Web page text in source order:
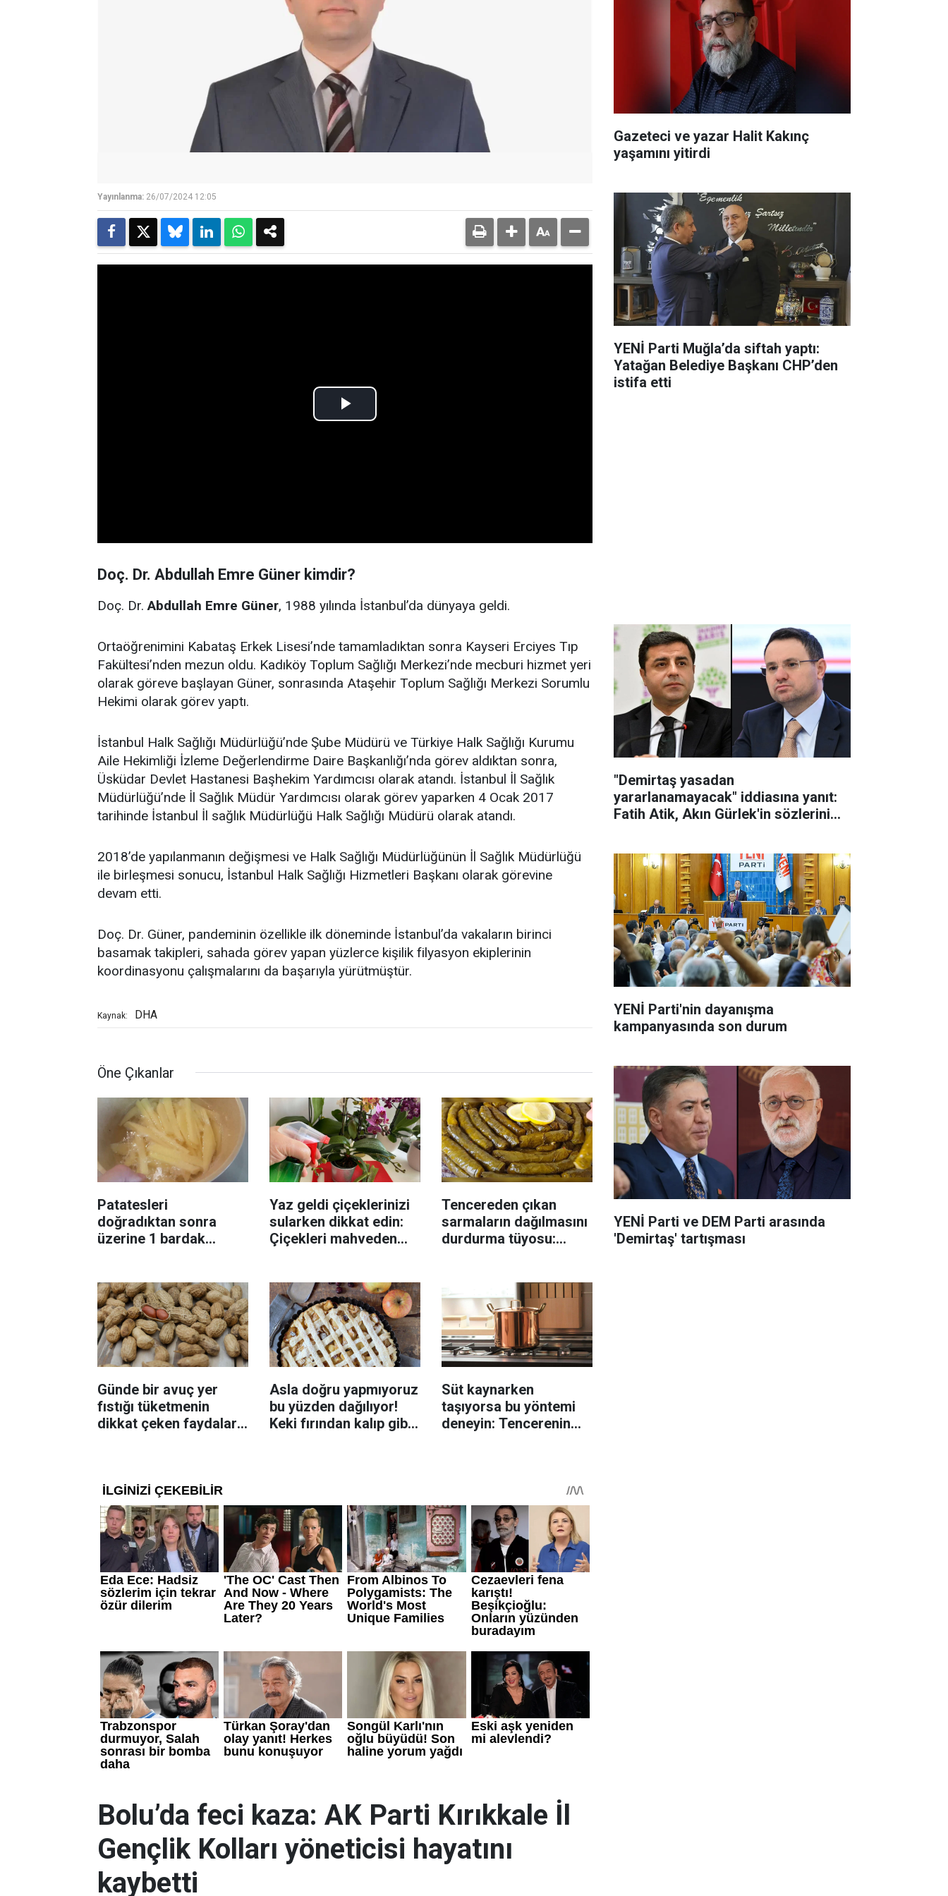
Yayınlanma: 26/07/2024 12:05
Doç. Dr. Abdullah Emre Güner kimdir?
Doç. Dr.Abdullah Emre Güner, 1988 yılında İstanbul’da dünyaya geldi.
Ortaöğrenimini Kabataş Erkek Lisesi’nde tamamladıktan sonra Kayseri Erciyes Tıp
Fakültesi’nden mezun oldu. Kadıköy Toplum Sağlığı Merkezi’nde mecburi hizmet yeri
olarak göreve başlayan Güner, sonrasında Ataşehir Toplum Sağlığı Merkezi Sorumlu
Hekimi olarak görev yaptı.
İstanbul Halk Sağlığı Müdürlüğü’nde Şube Müdürü ve Türkiye Halk Sağlığı Kurumu
Aile Hekimliği İzleme Değerlendirme Daire Başkanlığı’nda görev aldıktan sonra,
Üsküdar Devlet Hastanesi Başhekim Yardımcısı olarak atandı. İstanbul İl Sağlık
Müdürlüğü’nde İl Sağlık Müdür Yardımcısı olarak görev yaparken 4 Ocak 2017
tarihinde İstanbul İl sağlık Müdürlüğü Halk Sağlığı Müdürü olarak atandı.
2018’de yapılanmanın değişmesi ve Halk Sağlığı Müdürlüğünün İl Sağlık Müdürlüğü
ile birleşmesi sonucu, İstanbul Halk Sağlığı Hizmetleri Başkanı olarak görevine
devam etti.
Doç. Dr. Güner, pandeminin özellikle ilk döneminde İstanbul’da vakaların birinci
basamak takipleri, sahada görev yapan yüzlerce kişilik filyasyon ekiplerinin
koordinasyonu çalışmalarını da başarıyla yürütmüştür.
Kaynak: DHA
Öne Çıkanlar
Patatesleri
doğradıktan sonra
üzerine 1 bardak
Yaz geldi çiçeklerinizi
sularken dikkat edin:
Çiçekleri mahveden
Tencereden çıkan
sarmaların dağılmasını
durdurma tüyosu:
Günde bir avuç yer
fıstığı tüketmenin
dikkat çeken faydaları:
Asla doğru yapmıyoruz
bu yüzden dağılıyor!
Keki fırından kalıp gibi
Süt kaynarken
taşıyorsa bu yöntemi
deneyin: Tencerenin
Gazeteci ve yazar Halit Kakınç
yaşamını yitirdi
YENİ Parti Muğla’da siftah yaptı:
Yatağan Belediye Başkanı CHP’den
istifa etti
"Demirtaş yasadan
yararlanamayacak" iddiasına yanıt:
Fatih Atik, Akın Gürlek'in sözlerini
YENİ Parti'nin dayanışma
kampanyasında son durum
YENİ Parti ve DEM Parti arasında
'Demirtaş' tartışması
Bolu’da feci kaza: AK Parti Kırıkkale İl
Gençlik Kolları yöneticisi hayatını
kaybetti